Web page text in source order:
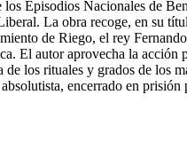
Episodios Nacionales de
La obra recoge, en su
de Riego, el rey
El autor aprovecha la
los rituales y grados de los
encerrado en